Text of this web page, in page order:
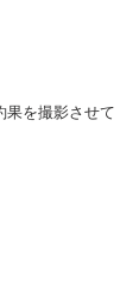
果を撮影させて